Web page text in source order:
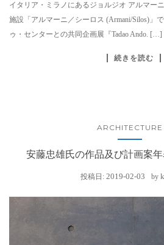
イタリア・ミラノにあるジョルジオ アルマー
施設「アルマーニ／シーロス (Armani/Silos)」
ゥ・センターとの共同企画展『Tadao Ando. […]
続きを読む
ARCHITECTURE
安藤忠雄氏の作品及び計画案
投稿日: 2019-02-03 by